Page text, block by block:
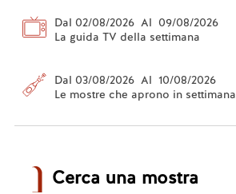
Dal 02/08/2026 Al 09/08/2026
La guida TV della settimana
Dal 03/08/2026 Al 10/08/2026
Le mostre che aprono in settimana
Cerca una mostra